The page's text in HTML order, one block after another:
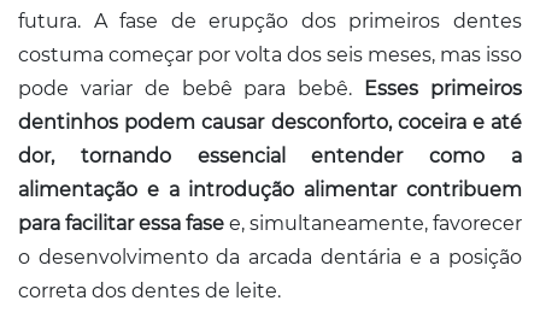
futura. A fase de erupção dos primeiros dentes
costuma começar por volta dos seis meses, mas isso
pode variar de bebê para bebê. Esses primeiros
dentinhos podem causar desconforto, coceira e até
dor, tornando essencial entender como a
alimentação e a introdução alimentar contribuem
para facilitar essa fase e, simultaneamente, favorecer
o desenvolvimento da arcada dentária e a posição
correta dos dentes de leite.